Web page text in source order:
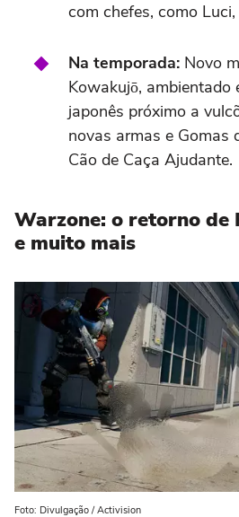
com chefes, como
Na temporada: Novo
Kowakujō, ambientado
japonês próximo a
novas armas e Gomas
Cão de Caça Ajudante.
Warzone: o retorno de
e muito mais
Foto: Divulgação / Activision